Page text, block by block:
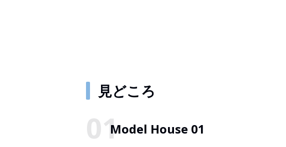
見どころ
Model House 01